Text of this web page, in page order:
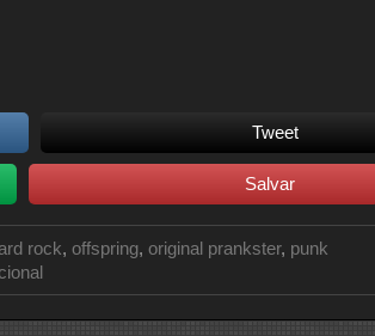
Tweet
Salvar
rock, offspring, original prankster, punk